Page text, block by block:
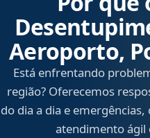
Aeroporto,
Está enfrentando
região? Oferecemos
do dia a dia e
atendimento ágil